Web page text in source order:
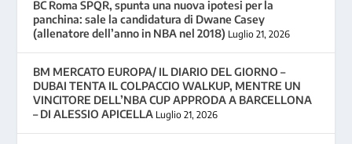
BC Roma SPQR, spunta una nuova ipotesi per la
panchina: sale la candidatura di Dwane Casey
(allenatore dell’anno in NBA nel 2018) Luglio 21, 2026
BM MERCATO EUROPA/ IL DIARIO DEL GIORNO –
DUBAI TENTA IL COLPACCIO WALKUP, MENTRE UN
VINCITORE DELL’NBA CUP APPRODA A BARCELLONA
– DI ALESSIO APICELLA Luglio 21, 2026